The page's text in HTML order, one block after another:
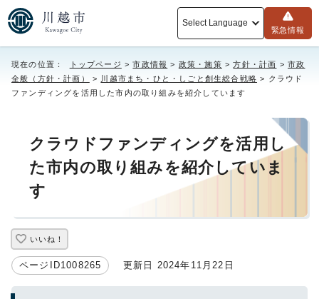
Select Language
緊急情報
現在の位置： トップページ >市政情報 > 政策・施策 >方針・計画 >市政
全般（方針・計画）
> 川越市まち・ひと・しごと創生総合戦略 > クラウド
ファンディングを活用した市内の取り組みを紹介しています
クラウドファンディングを活用し
た市内の取り組みを紹介していま
す
いいね！
ページID1008265 更新日 2024年11月22日